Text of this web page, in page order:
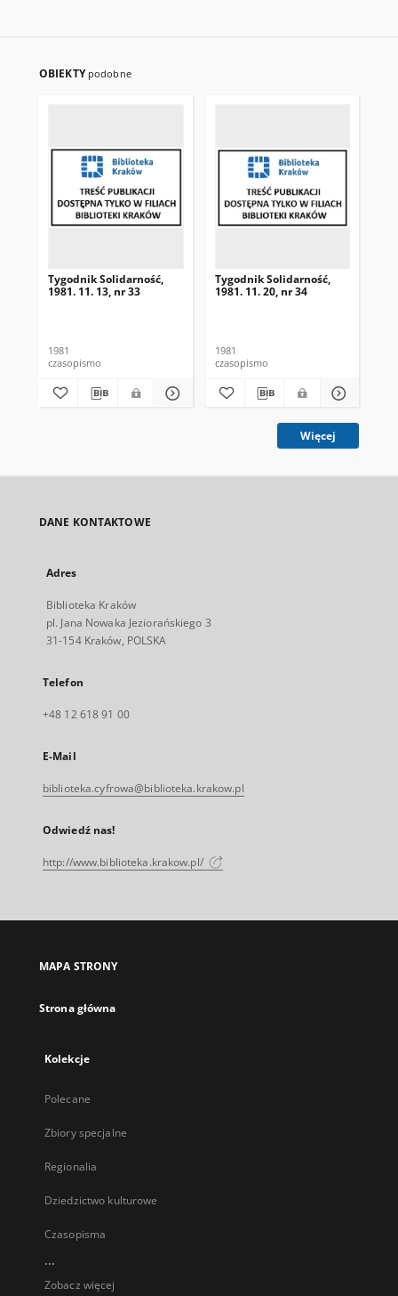
OBIEKTY podobne
Tygodnik Solidarność,
1981. 11. 13, nr 33
1981
czasopismo
Tygodnik Solidarność,
1981. 11. 20, nr 34
1981
czasopismo
Więcej
DANE KONTAKTOWE
Adres
Biblioteka Kraków
pl. Jana Nowaka Jeziorańskiego 3
31-154 Kraków, POLSKA
Telefon
+48 12 618 91 00
E-Mail
biblioteka.cyfrowa@biblioteka.krakow.pl
Odwiedź nas!
http://www.biblioteka.krakow.pl/
MAPA STRONY
Strona główna
Kolekcje
Polecane
Zbiory specjalne
Regionalia
Dziedzictwo kulturowe
Czasopisma
...
Zobacz więcej